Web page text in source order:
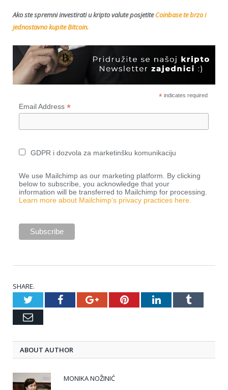
Ako ste spremni investirati u kripto valute posjetiteCoinbase te brzo i
jednostavno kupite Bitcoin.
*indicates required
Email Address *
GDPR i dozvola za marketinšku komunikaciju
We use Mailchimp as our marketing platform. By clicking
below to subscribe, you acknowledge that your
information will be transferred to Mailchimp for processing.
Learn more about Mailchimp’s privacy practices here.
SHARE.
TwitterFacebookGoogle+PinterestLinkedInTumblr
Email
ABOUT AUTHOR
MONIKA NOŽINIĆ